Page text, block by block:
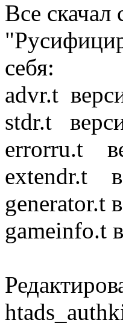
Все скачал
себя:
advr.t
stdr.t
errorru.t
extendr.t
generator.t
gameinfo.t